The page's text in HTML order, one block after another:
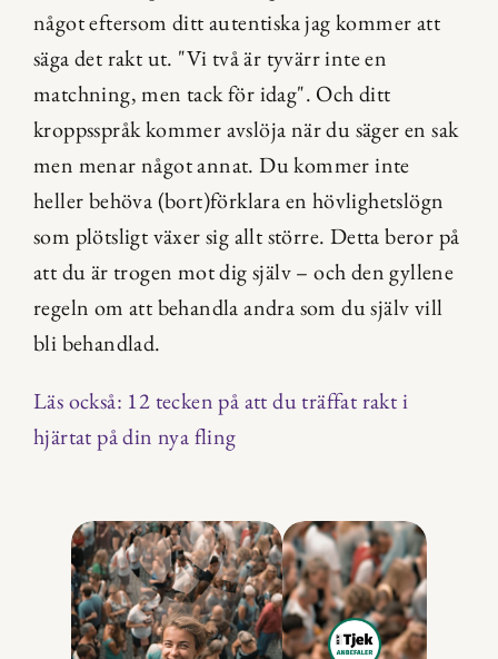
något eftersom ditt autentiska jag kommer att
säga det rakt ut. "Vi två är tyvärr inte en
matchning, men tack för idag". Och ditt
kroppsspråk kommer avslöja när du säger en sak
men menar något annat. Du kommer inte
heller behöva (bort)förklara en hövlighetslögn
som plötsligt växer sig allt större. Detta beror på
att du är trogen mot dig själv – och den gyllene
regeln om att behandla andra som du själv vill
bli behandlad.
Läs också: 12 tecken på att du träffat rakt i
hjärtat på din nya fling